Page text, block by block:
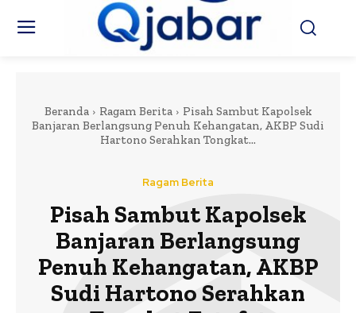
Beranda Ragam Berita
Pisah Sambut Kapolsek
Banjaran Berlangsung Penuh Kehangatan, AKBP Sudi
Hartono Serahkan Tongkat...
Ragam Berita
Pisah Sambut Kapolsek
Banjaran Berlangsung
Penuh Kehangatan, AKBP
Sudi Hartono Serahkan